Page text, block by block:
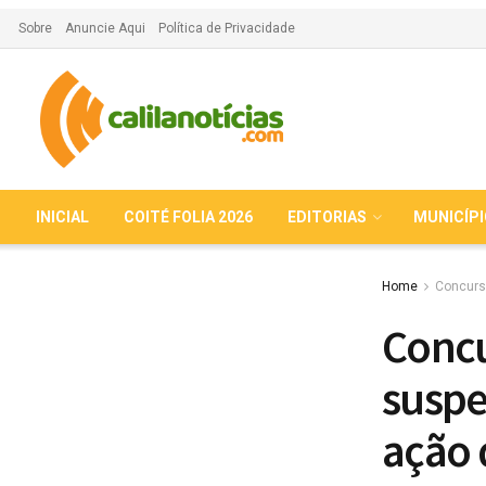
Sobre Anuncie Aqui Política de Privacidade
INICIAL COITÉ FOLIA 2026 EDITORIAS
Home
ação